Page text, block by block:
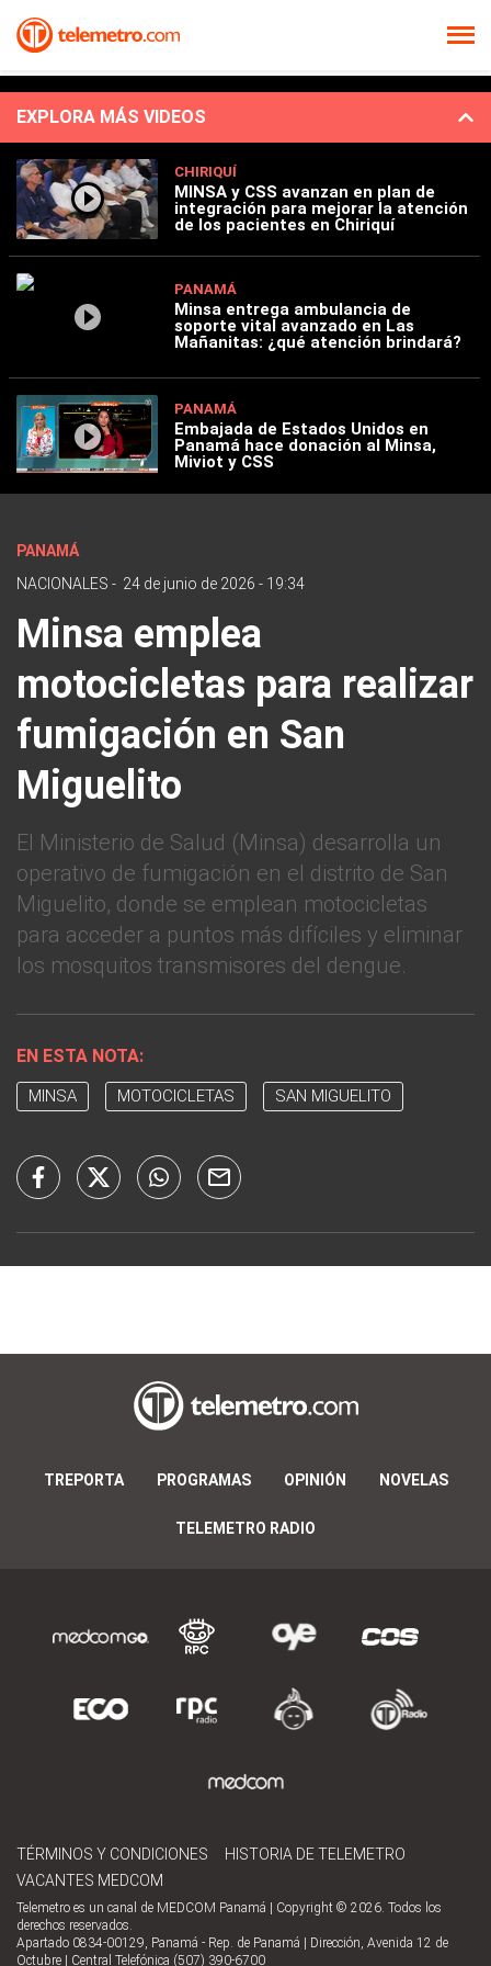
EXPLORA MÁS VIDEOS
CHIRIQUÍ
MINSA y CSS avanzan en plan de
integración para mejorar la atención
de los pacientes en Chiriquí
PANAMÁ
Minsa entrega ambulancia de
soporte vital avanzado en Las
Mañanitas: ¿qué atención brindará?
PANAMÁ
Embajada de Estados Unidos en
Panamá hace donación al Minsa,
Miviot y CSS
PANAMÁ
NACIONALES - 24 de junio de 2026 - 19:34
Minsa emplea
motocicletas para realizar
fumigación en San
Miguelito
El Ministerio de Salud (Minsa) desarrolla un
operativo de fumigación en el distrito de San
Miguelito, donde se emplean motocicletas
para acceder a puntos más difíciles y eliminar
los mosquitos transmisores del dengue.
EN ESTA NOTA:
MINSA MOTOCICLETAS SAN MIGUELITO
TREPORTA PROGRAMAS OPINIÓN NOVELAS
TELEMETRO RADIO
TÉRMINOS Y CONDICIONES
HISTORIA DE TELEMETRO
VACANTES MEDCOM
Telemetro es un canal de MEDCOM Panamá | Copyright © 2026. Todos los
derechos reservados.
Apartado 0834-00129, Panamá - Rep. de Panamá | Dirección, Avenida 12 de
Octubre | Central Telefónica (507) 390-6700